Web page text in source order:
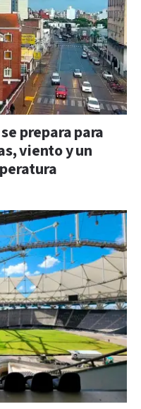
prepara para
viento y un